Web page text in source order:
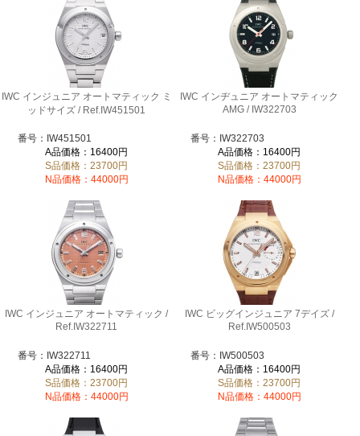
IWC インジュニア オートマティック ミ
ッドサイズ / Ref.IW451501
番号：IW451501
A品価格：16400円
S品価格：23700円
N品価格：44000円
IWC インヂュニア オートマティック
AMG / IW322703
番号：IW322703
A品価格：16400円
S品価格：23700円
N品価格：44000円
IWC インジュニア オートマティック /
Ref.IW322711
番号：IW322711
A品価格：16400円
S品価格：23700円
N品価格：44000円
IWC ビッグインジュニア 7デイズ /
Ref.IW500503
番号：IW500503
A品価格：16400円
S品価格：23700円
N品価格：44000円